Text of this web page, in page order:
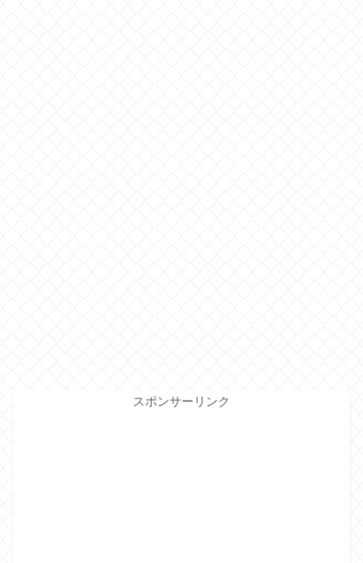
スポンサーリンク